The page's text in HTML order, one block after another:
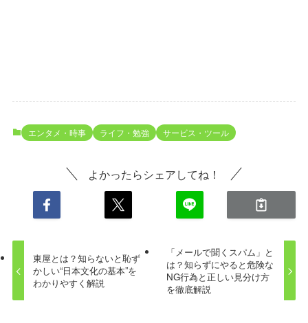
エンタメ・時事 ライフ・勉強 サービス・ツール
よかったらシェアしてね！
東屋とは？知らないと恥ず
かしい“日本文化の基本”を
わかりやすく解説
「メールで聞くスパム」と
は？知らずにやると危険な
NG行為と正しい見分け方
を徹底解説